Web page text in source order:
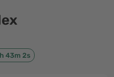
43m 1s